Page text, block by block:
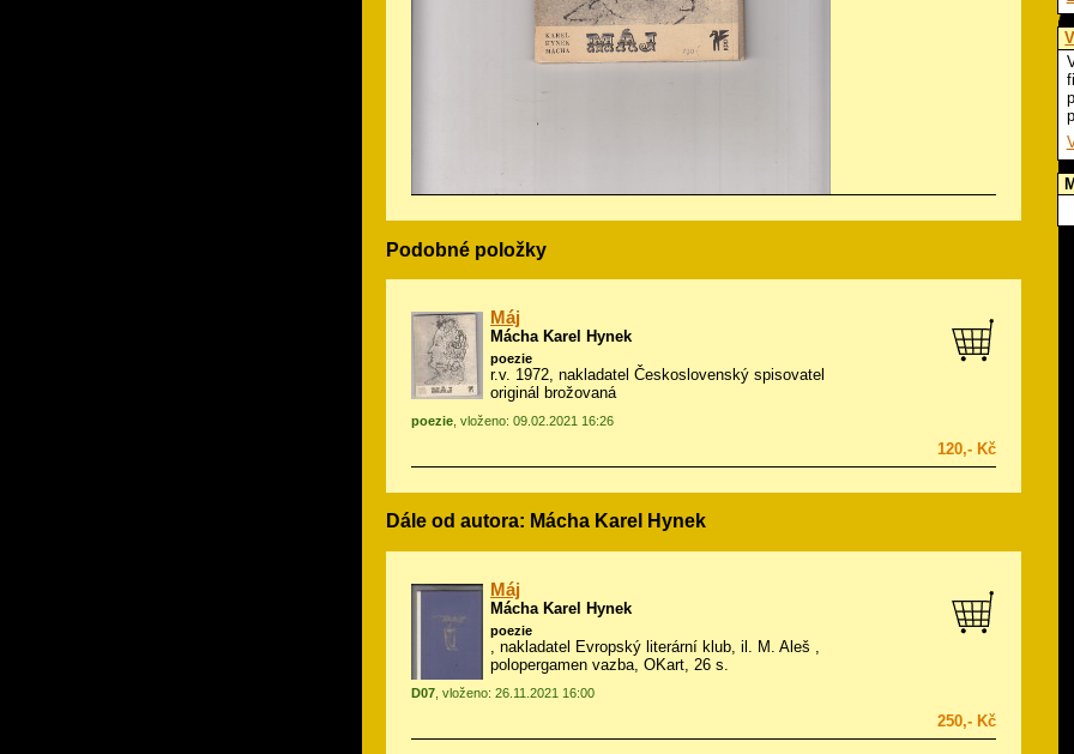
Podobné položky
Máj
Mácha Karel Hynek
poezie
r.v. 1972, nakladatel Československý spisovatel
originál brožovaná
poezie , vloženo: 09.02.2021 16:26
120,- Kč
Dále od autora: Mácha Karel Hynek
Máj
Mácha Karel Hynek
poezie
, nakladatel Evropský literární klub, il. M. Aleš ,
polopergamen vazba, OKart, 26 s.
D07 , vloženo: 26.11.2021 16:00
250,- Kč